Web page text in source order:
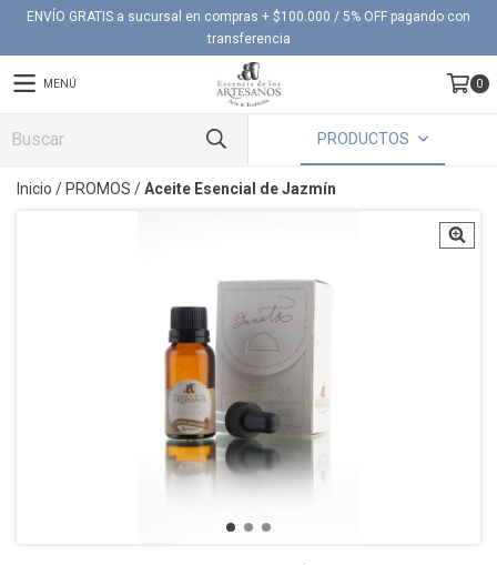
ENVÍO GRATIS a sucursal en compras + $100.000 / 5% OFF pagando con
transferencia
MENÚ 0
PRODUCTOS
Inicio / PROMOS /Aceite Esencial de Jazmín